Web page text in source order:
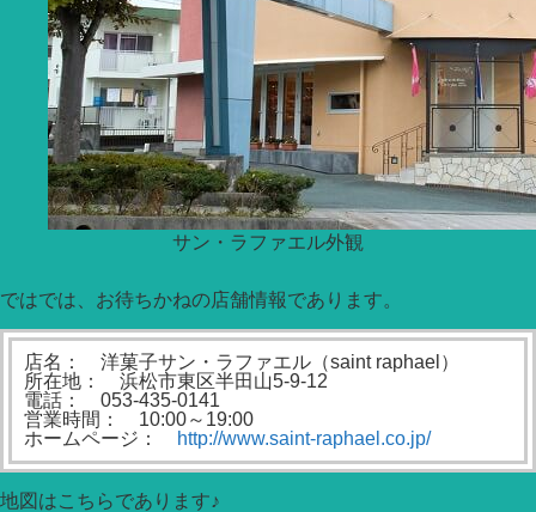
サン・ラファエル外観
ではでは、お待ちかねの店舗情報であります。
店名： 洋菓子サン・ラファエル（saint raphael）
所在地： 浜松市東区半田山5-9-12
電話： 053-435-0141
営業時間： 10:00～19:00
ホームページ：
http://www.saint-raphael.co.jp/
地図はこちらであります♪